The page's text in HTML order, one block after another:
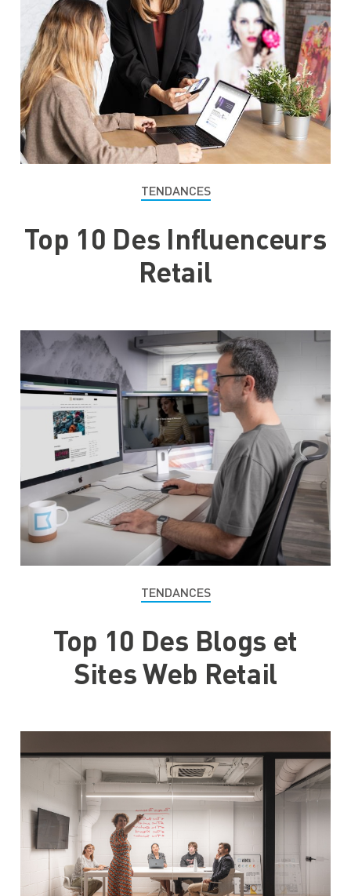
TENDANCES
Top 10 Des Influenceurs
Retail
TENDANCES
Top 10 Des Blogs et
Sites Web Retail